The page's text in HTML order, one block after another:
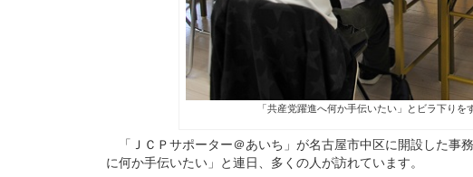
「共産党躍進へ何か手伝いたい」とビラ下り
「ＪＣＰサポーター＠あいち」が名古屋市中区に開設した事
に何か手伝いたい」と連日、多くの人が訪れています。